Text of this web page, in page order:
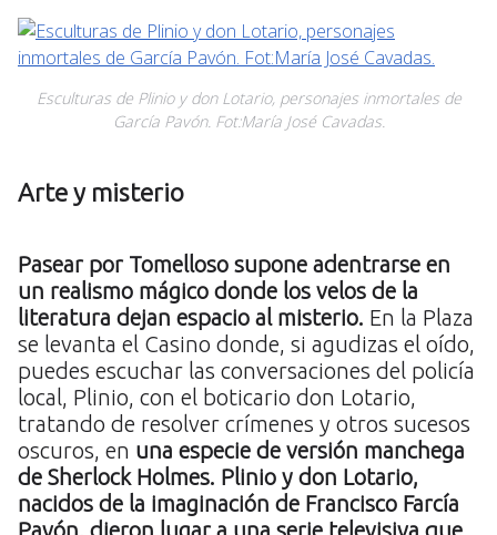
Esculturas de Plinio y don Lotario, personajes inmortales de
García Pavón. Fot:María José Cavadas.
Arte y misterio
Pasear por Tomelloso supone adentrarse en
un realismo mágico donde los velos de la
literatura dejan espacio al misterio. En la Plaza
se levanta el Casino donde, si agudizas el oído,
puedes escuchar las conversaciones del policía
local, Plinio, con el boticario don Lotario,
tratando de resolver crímenes y otros sucesos
oscuros, en una especie de versión manchega
de Sherlock Holmes. Plinio y don Lotario,
nacidos de la imaginación de Francisco Farcía